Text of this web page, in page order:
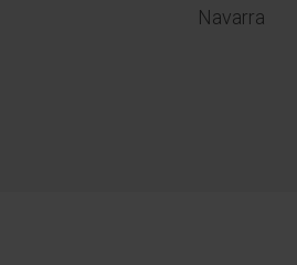
Navarra